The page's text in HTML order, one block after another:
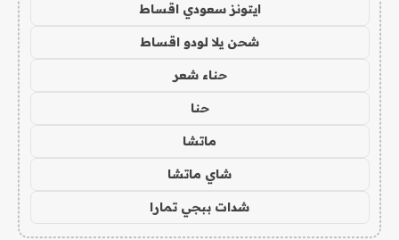
ايتونز سعودي اقساط
شحن يلا لودو اقساط
حناء شعر
حنا
ماتشا
شاي ماتشا
شدات ببجي تمارا